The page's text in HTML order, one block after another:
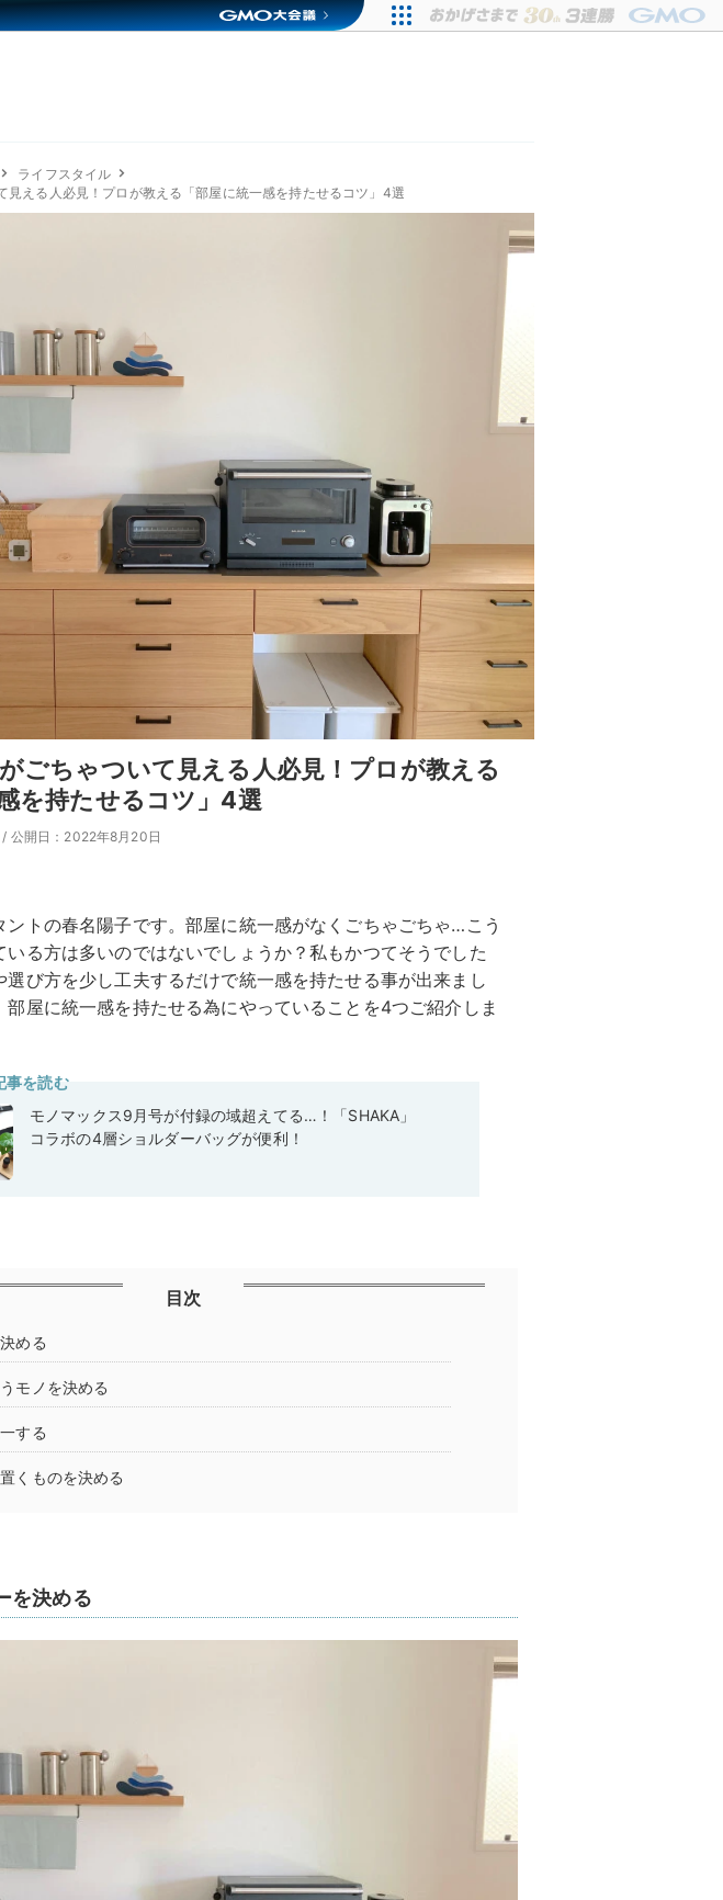
ライフスタイル
見える人必見！プロが教える「部屋に統一感を持たせるコツ」4選
ごちゃついて見える人必見！プロが教える
を持たせるコツ」4選
/ 公開日：2022年8月20日
ントの春名陽子です。部屋に統一感がなくごちゃごちゃ…こう
いる方は多いのではないでしょうか？私もかつてそうでした
選び方を少し工夫するだけで統一感を持たせる事が出来まし
部屋に統一感を持たせる為にやっていることを4つご紹介しま
事を読む
モノマックス9月号が付録の域超えてる…！「SHAKA」
コラボの4層ショルダーバッグが便利！
目次
める
モノを決める
する
くものを決める
決める